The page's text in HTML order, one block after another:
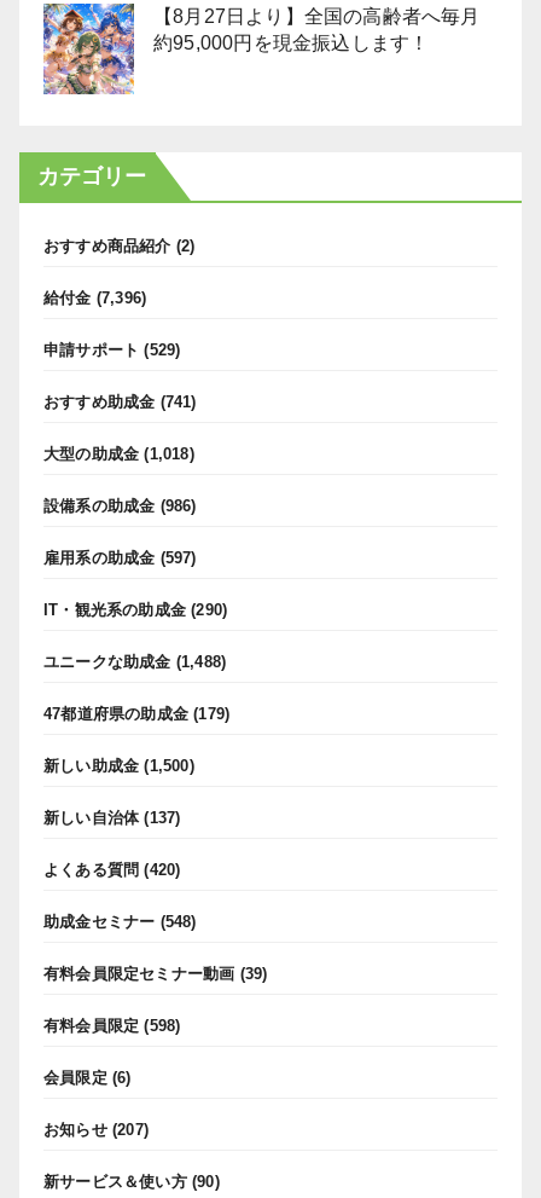
【8月27日より】全国の高齢者へ毎月
約95,000円を現金振込します！
カテゴリー
おすすめ商品紹介 (2)
給付金 (7,396)
申請サポート (529)
おすすめ助成金 (741)
大型の助成金 (1,018)
設備系の助成金 (986)
雇用系の助成金 (597)
IT・観光系の助成金 (290)
ユニークな助成金 (1,488)
47都道府県の助成金 (179)
新しい助成金 (1,500)
新しい自治体(137)
よくある質問 (420)
助成金セミナー (548)
有料会員限定セミナー動画 (39)
有料会員限定 (598)
会員限定 (6)
お知らせ(207)
新サービス＆使い方(90)